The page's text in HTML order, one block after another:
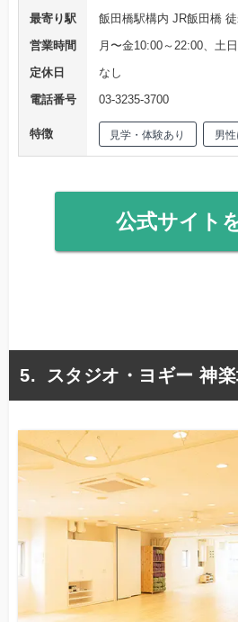
最寄り駅
飯田橋駅構内 JR飯田橋
営業時間
月〜金10:00～22:00、土
定休日
なし
電話番号
03-3235-3700
特徴 見学・体験あり 男
公式サイト
スタジオ・ヨギー 神楽